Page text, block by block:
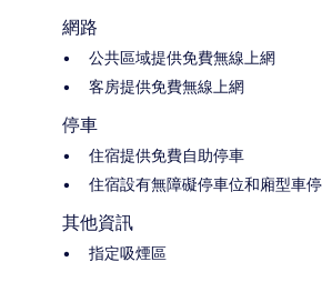
網路
公共區域提供免費無線上網
客房提供免費無線上網
停車
住宿提供免費自助停車
住宿設有無障礙停車位和廂型車
其他資訊
指定吸煙區